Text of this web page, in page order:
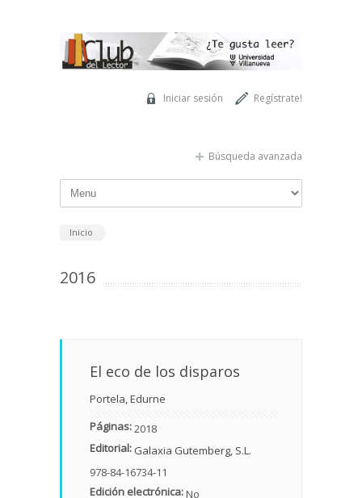
Regístrate!
Iniciar sesión
Búsqueda avanzada
Inicio
2016
El eco de los disparos
Portela, Edurne
Páginas:2018
Editorial: Galaxia Gutemberg, S.L.
978-84-16734-11
Edición electrónica:No